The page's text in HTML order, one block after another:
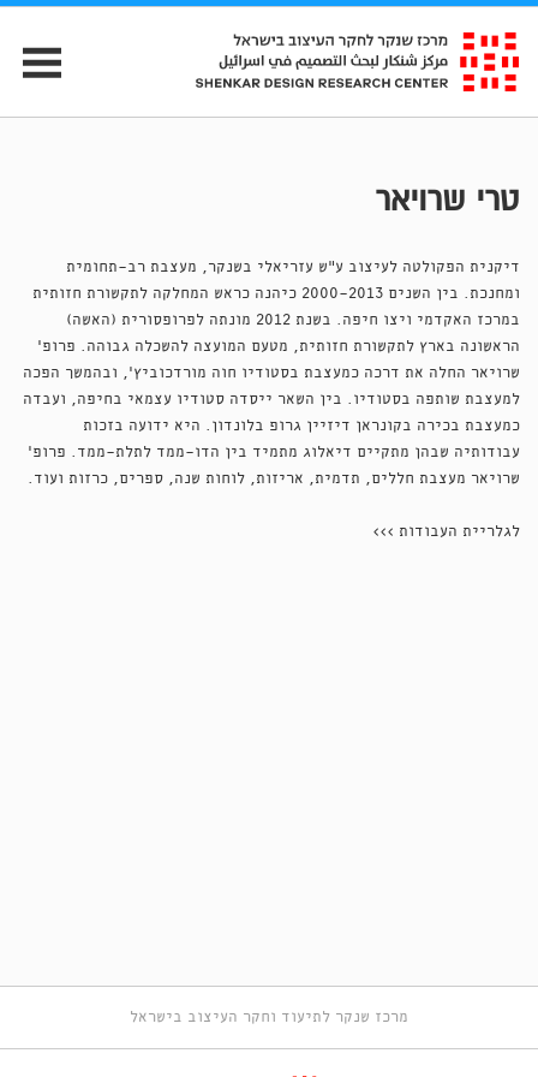
טרי שרויאר
דיקנית הפקולטה לעיצוב ע"ש עזריאלי בשנקר, מעצבת רב־תחומית
ומחנכת. בין השנים 2000-2013 כיהנה כראש המחלקה לתקשורת חזותית
במרכז האקדמי ויצו חיפה. בשנת 2012 מונתה לפרופסורית (האשה)
הראשונה בארץ לתקשורת חזותית, מטעם המועצה להשכלה גבוהה. פרופ׳
שרויאר החלה את דרכה כמעצבת בסטודיו חוה מורדכוביץ׳, ובהמשך הפכה
למעצבת שותפה בסטודיו. בין השאר ייסדה סטודיו עצמאי בחיפה, ועבדה
כמעצבת בכירה בקונראן דיזיין גרופ בלונדון. היא ידועה בזכות
עבודותיה שבהן מתקיים דיאלוג מתמיד בין הדו־ממד לתלת־ממד. פרופ׳
שרויאר מעצבת חללים, תדמית, אריזות, לוחות שנה, ספרים, כרזות ועוד.
לגלריית העבודות >>>
מרכז שנקר לתיעוד וחקר העיצוב בישראל